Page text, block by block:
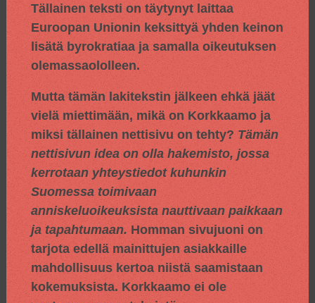
Tällainen teksti on täytynyt laittaa
Euroopan Unionin keksittyä yhden keinon
lisätä byrokratiaa ja samalla oikeutuksen
olemassaololleen.
Mutta tämän lakitekstin jälkeen ehkä jäät
vielä miettimään, mikä on Korkkaamo ja
miksi tällainen nettisivu on tehty? Tämän
nettisivun idea on olla hakemisto, jossa
kerrotaan yhteystiedot kuhunkin
Suomessa toimivaan
anniskeluoikeuksista nauttivaan paikkaan
ja tapahtumaan. Homman sivujuoni on
tarjota edellä mainittujen asiakkaille
mahdollisuus kertoa niistä saamistaan
kokemuksista. Korkkaamo ei ole